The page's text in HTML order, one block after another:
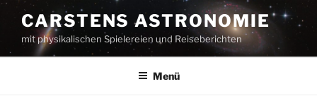
Zum
Inhalt
springen
CARSTENS ASTRONOMIE
mit physikalischen Spielereien und Reiseberichten
Menü